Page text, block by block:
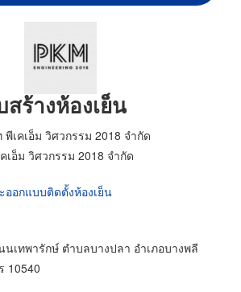
ร้างห้องเย็น
พีเคเอ็ม วิศวกรรม 2018 จำกัด
เอ็ม วิศวกรรม 2018 จำกัด
ออกแบบติดตั้งห้องเย็น
เทพารักษ์ ตำบลบางปลา อำเภอบางพลี
10540